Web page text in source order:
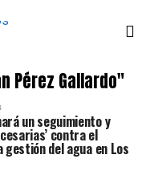
Pérez Gallardo"
un seguimiento y
contra el
gestión del agua en Los